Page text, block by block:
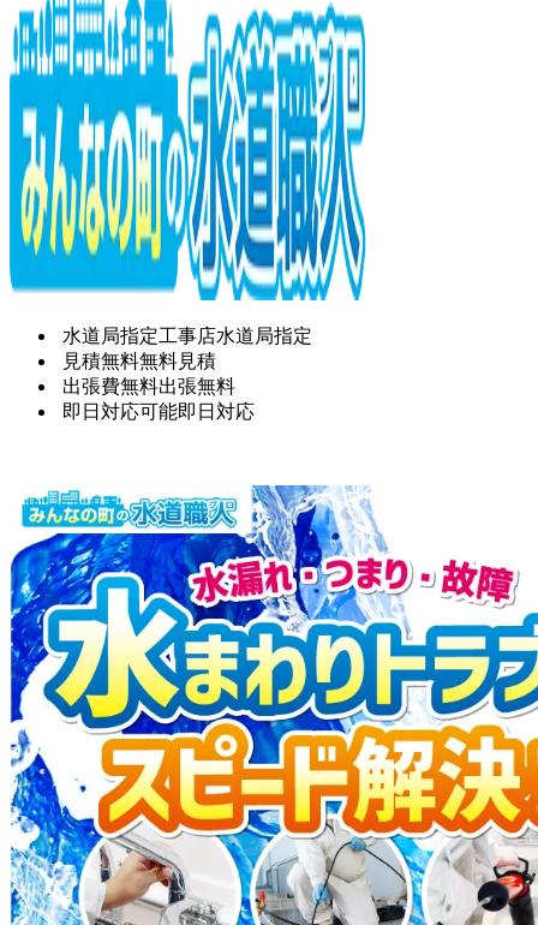
水道局指定工事店水道局指定
見積無料無料見積
出張費無料出張無料
即日対応可能即日対応